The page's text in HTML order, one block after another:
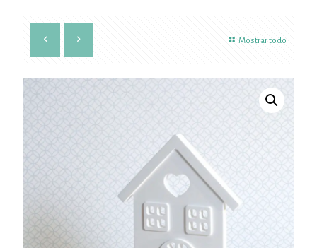
Mostrar todo